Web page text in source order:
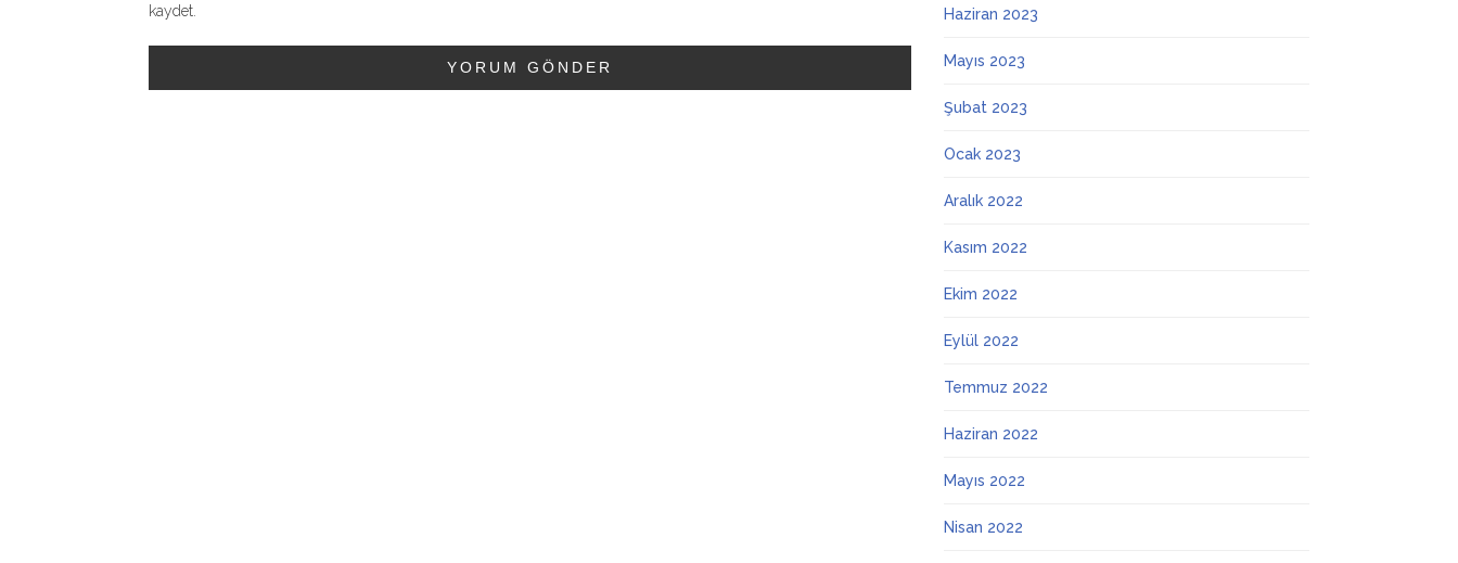
kaydet.
Haziran 2023
Mayıs 2023
Şubat 2023
Ocak 2023
Aralık 2022
Kasım 2022
Ekim 2022
Eylül 2022
Temmuz 2022
Haziran 2022
Mayıs 2022
Nisan 2022